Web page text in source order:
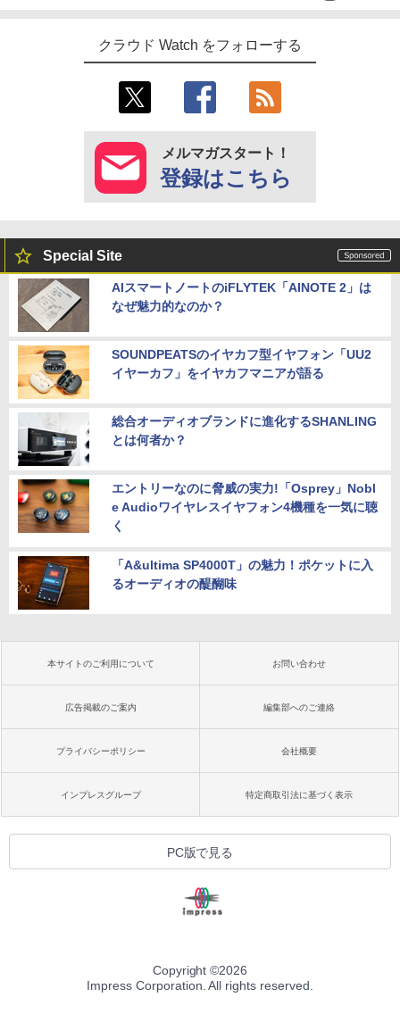
クラウド Watch をフォローする
メルマガスタート！
登録はこちら
Special Site
AIスマートノートのiFLYTEK「AINOTE 2」は
なぜ魅力的なのか？
SOUNDPEATSのイヤカフ型イヤフォン「UU2
イヤーカフ」をイヤカフマニアが語る
総合オーディオブランドに進化するSHANLING
とは何者か？
エントリーなのに脅威の実力!「Osprey」Nobl
e Audioワイヤレスイヤフォン4機種を一気に聴
く
「A&ultima SP4000T」の魅力！ポケットに入
るオーディオの醍醐味
本サイトのご利用について お問い合わせ
広告掲載のご案内 編集部へのご連絡
プライバシーポリシー 会社概要
インプレスグループ 特定商取引法に基づく表示
PC版で見る
Copyright ©2026
Impress Corporation. All rights reserved.